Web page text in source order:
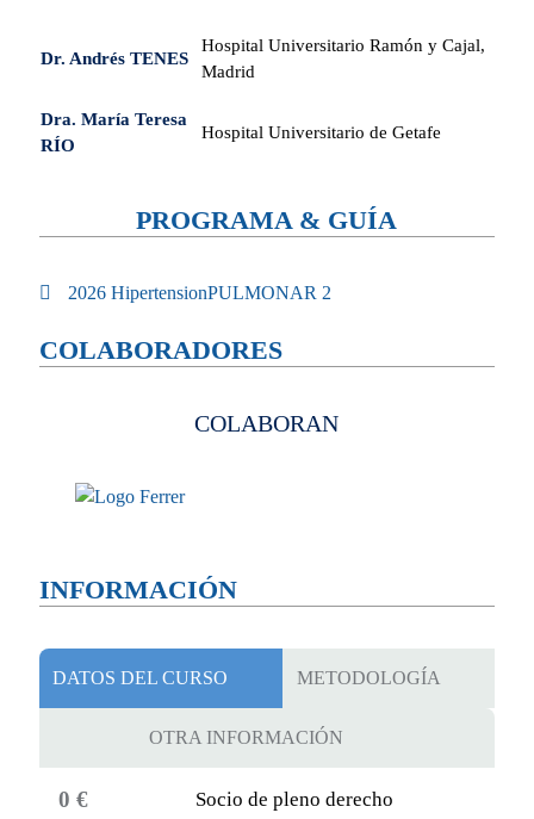
Dr. Andrés TENES
Hospital Universitario Ramón y Cajal,
Madrid
Dra. María Teresa
RÍO
Hospital Universitario de Getafe
PROGRAMA & GUÍA
2026 HipertensionPULMONAR 2
COLABORADORES
COLABORAN
INFORMACIÓN
DATOS DEL CURSO METODOLOGÍA
OTRA INFORMACIÓN
0 € Socio de pleno derecho